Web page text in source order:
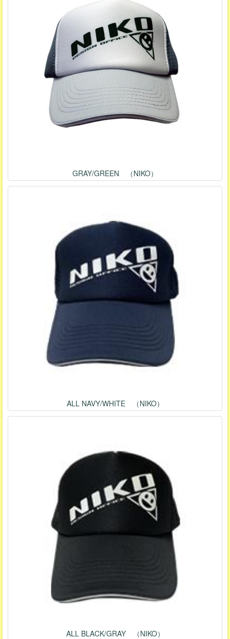
GRAY/GREEN （NIKO）
ALL NAVY/WHITE （NIKO）
ALL BLACK/GRAY （NIKO）